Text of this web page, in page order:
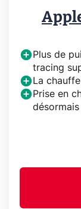
Plus de
tracing
La
Prise en
désormais